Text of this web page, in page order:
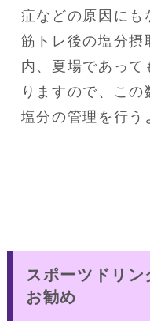
症などの原因にも
筋トレ後の塩分摂
内、夏場であって
りますので、こ
塩分の管理を行う
スポーツドリ
お勧め